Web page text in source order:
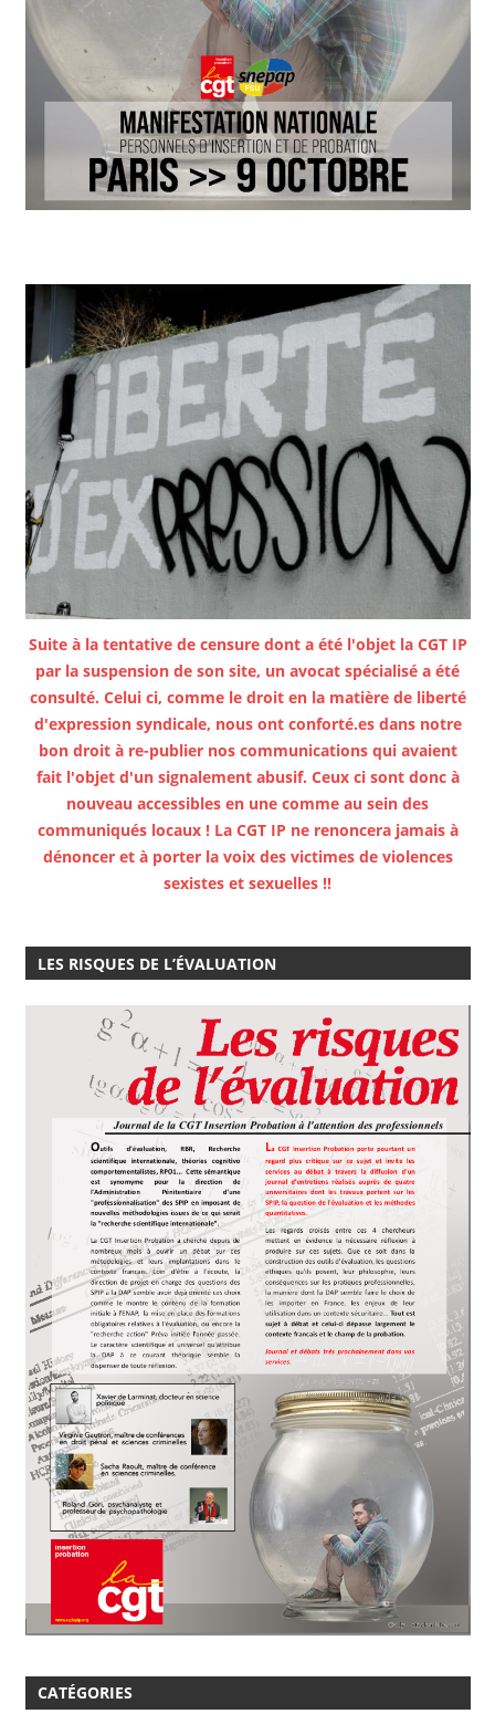
Suite à la tentative de censure dont a été l'objet la CGT IP
par la suspension de son site, un avocat spécialisé a été
consulté. Celui ci, comme le droit en la matière de liberté
d'expression syndicale, nous ont conforté.es dans notre
bon droit à re-publier nos communications qui avaient
fait l'objet d'un signalement abusif. Ceux ci sont donc à
nouveau accessibles en une comme au sein des
communiqués locaux ! La CGT IP ne renoncera jamais à
dénoncer et à porter la voix des victimes de violences
sexistes et sexuelles !!
LES RISQUES DE L’ÉVALUATION
CATÉGORIES